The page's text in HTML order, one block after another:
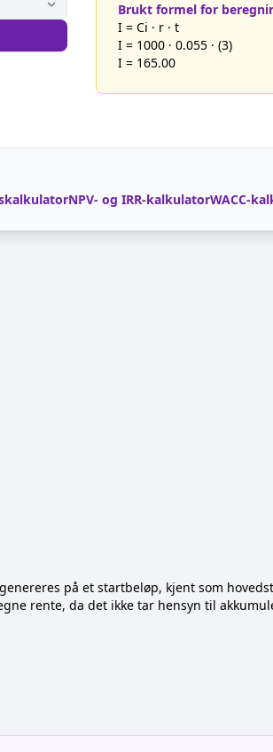
Brukt formel for
I = Ci · r · t
I = 1000 · 0.055 · (3)
I = 165.00
NPV- og IRR-kalkulatorWACC-
på et startbeløp, kjent som
rente, da det ikke tar hensyn til